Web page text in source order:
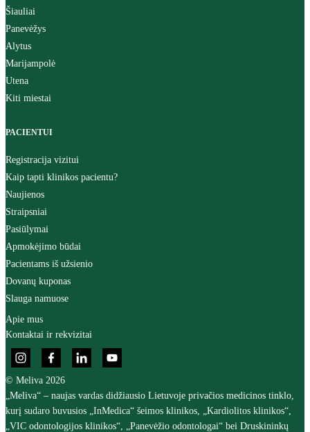
Šiauliai
Panevėžys
Alytus
Marijampolė
Utena
Kiti miestai
PACIENTUI
Registracija vizitui
Kaip tapti klinikos pacientu?
Naujienos
Straipsniai
Pasiūlymai
Apmokėjimo būdai
Pacientams iš užsienio
Dovanų kuponas
Slauga namuose
Apie mus
Kontaktai ir rekvizitai
© Meliva 2026
„Meliva“ – naujas vardas didžiausio Lietuvoje privačios medicinos tinklo,
kurį sudaro buvusios „InMedica“ šeimos klinikos, „Kardiolitos klinikos“,
„VIC odontologijos klinikos“, „Panevėžio odontologai“ bei Druskininkų